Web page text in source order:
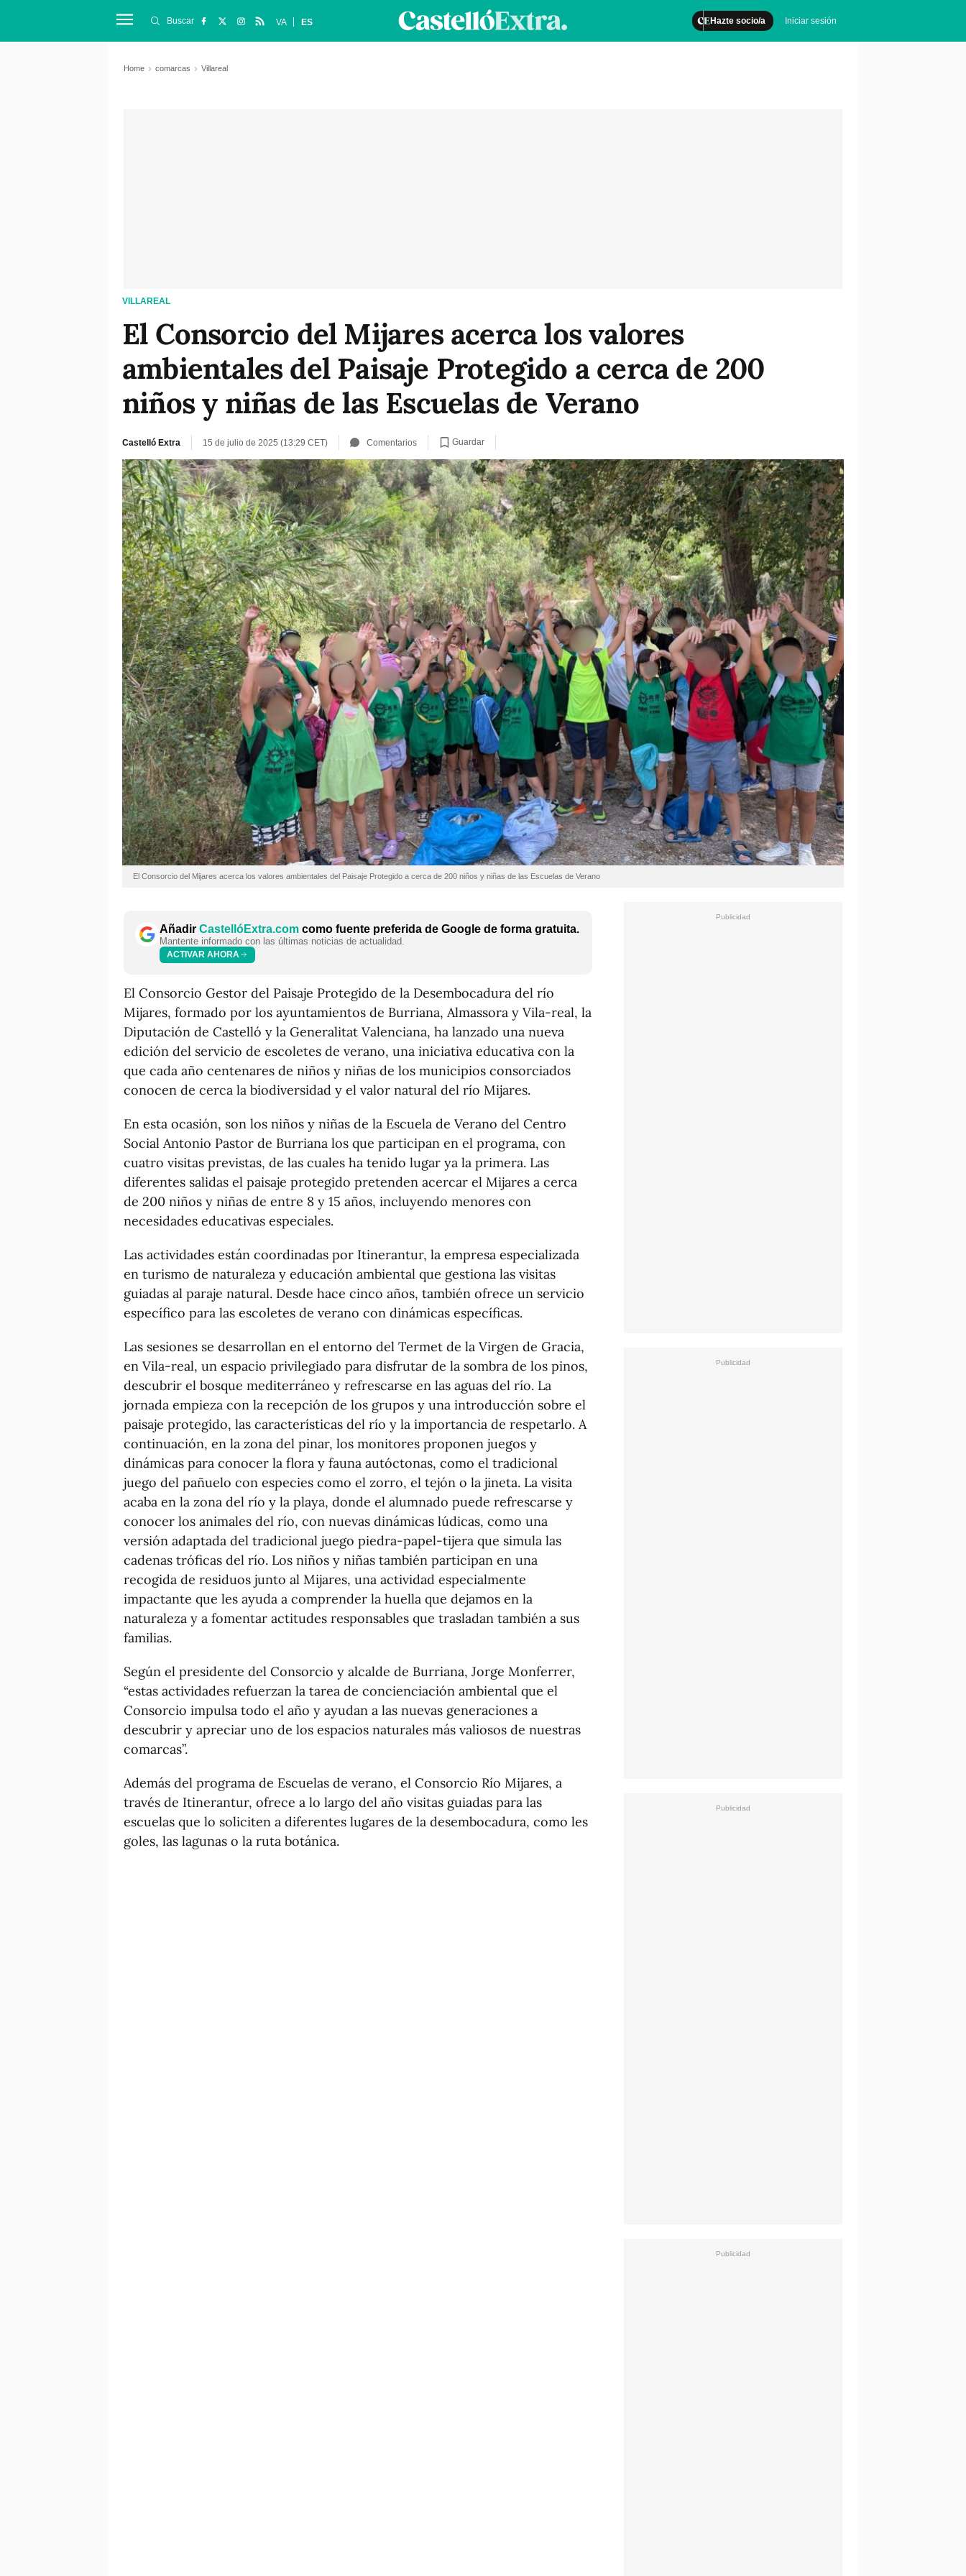
Hazte socio/a Iniciar sesión
Buscar VA ES
Home comarcas Villareal
VILLAREAL
El Consorcio del Mijares acerca los valores
ambientales del Paisaje Protegido a cerca de 200
niños y niñas de las Escuelas de Verano
Castelló Extra 15 de julio de 2025 (13:29 CET) Comentarios Guardar
El Consorcio del Mijares acerca los valores ambientales del Paisaje Protegido a cerca de 200 niños y niñas de las Escuelas de Verano
Añadir CastellóExtra.com como fuente preferida de Google de forma gratuita.
Mantente informado con las últimas noticias de actualidad.
ACTIVAR AHORA
El Consorcio Gestor del Paisaje Protegido de la Desembocadura del río
Mijares, formado por los ayuntamientos de Burriana, Almassora y Vila-real, la
Diputación de Castelló y la Generalitat Valenciana, ha lanzado una nueva
edición del servicio de escoletes de verano, una iniciativa educativa con la
que cada año centenares de niños y niñas de los municipios consorciados
conocen de cerca la biodiversidad y el valor natural del río Mijares.
En esta ocasión, son los niños y niñas de la Escuela de Verano del Centro
Social Antonio Pastor de Burriana los que participan en el programa, con
cuatro visitas previstas, de las cuales ha tenido lugar ya la primera. Las
diferentes salidas el paisaje protegido pretenden acercar el Mijares a cerca
de 200 niños y niñas de entre 8 y 15 años, incluyendo menores con
necesidades educativas especiales.
Las actividades están coordinadas por Itinerantur, la empresa especializada
en turismo de naturaleza y educación ambiental que gestiona las visitas
guiadas al paraje natural. Desde hace cinco años, también ofrece un servicio
específico para las escoletes de verano con dinámicas específicas.
Las sesiones se desarrollan en el entorno del Termet de la Virgen de Gracia,
en Vila-real, un espacio privilegiado para disfrutar de la sombra de los pinos,
descubrir el bosque mediterráneo y refrescarse en las aguas del río. La
jornada empieza con la recepción de los grupos y una introducción sobre el
paisaje protegido, las características del río y la importancia de respetarlo. A
continuación, en la zona del pinar, los monitores proponen juegos y
dinámicas para conocer la flora y fauna autóctonas, como el tradicional
juego del pañuelo con especies como el zorro, el tejón o la jineta. La visita
acaba en la zona del río y la playa, donde el alumnado puede refrescarse y
conocer los animales del río, con nuevas dinámicas lúdicas, como una
versión adaptada del tradicional juego piedra-papel-tijera que simula las
cadenas tróficas del río. Los niños y niñas también participan en una
recogida de residuos junto al Mijares, una actividad especialmente
impactante que les ayuda a comprender la huella que dejamos en la
naturaleza y a fomentar actitudes responsables que trasladan también a sus
familias.
Según el presidente del Consorcio y alcalde de Burriana, Jorge Monferrer,
“estas actividades refuerzan la tarea de concienciación ambiental que el
Consorcio impulsa todo el año y ayudan a las nuevas generaciones a
descubrir y apreciar uno de los espacios naturales más valiosos de nuestras
comarcas”.
Además del programa de Escuelas de verano, el Consorcio Río Mijares, a
través de Itinerantur, ofrece a lo largo del año visitas guiadas para las
escuelas que lo soliciten a diferentes lugares de la desembocadura, como les
goles, las lagunas o la ruta botánica.